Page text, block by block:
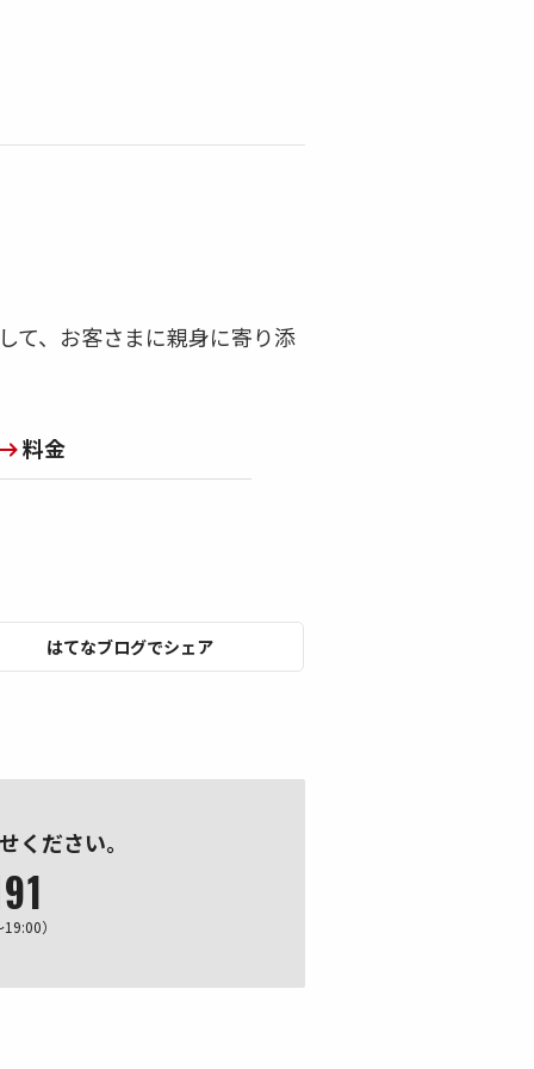
て、お客さまに親身に寄り添
料金
はてなブログでシェア
ください。
）